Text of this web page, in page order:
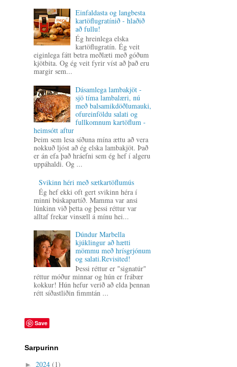
Einfaldasta og langbesta
kartöflugratínið - hlaðið
að fullu!
Ég hreinlega elska
kartöflugratín. Ég veit
eiginlega fátt betra meðlæti með góðum
kjötbita. Og ég veit fyrir víst að það eru
margir sem...
Dásamlega lambakjöt -
sjö tíma lambalæri, nú
með balsamikdöðlumauki,
ofureinföldu salati og
fullkomnum kartöflum -
heimsótt aftur
Þeim sem lesa síðuna mína ættu að vera
nokkuð ljóst að ég elska lambakjöt. Það
er án efa það hráefni sem ég hef í algeru
uppáhaldi. Og ...
Svikinn héri með sætkartöflumús
Ég hef ekki oft gert svikinn héra í
minni búskapartíð. Mamma var ansi
lúnkinn við þetta og þessi réttur var
alltaf frekar vinsæll á mínu hei...
Dúndur Marbella
kjúklingur að hætti
mömmu með hrísgrjónum
og salati.Revisited!
Þessi réttur er "signatúr"
réttur móður minnar og hún er frábær
kokkur! Hún hefur verið að elda þennan
rétt síðastliðin fimmtán ...
Save
Sarpurinn
► 2024 (1)